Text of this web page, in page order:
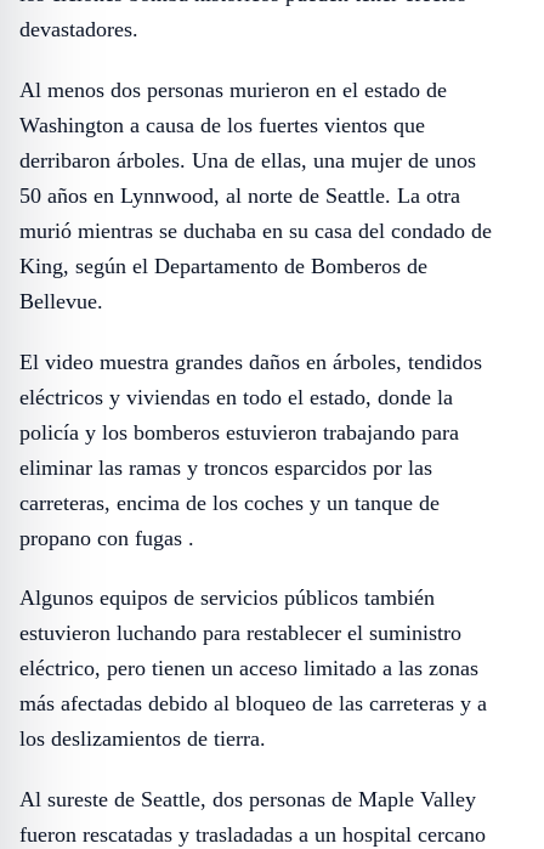
devastadores.
Al menos dos personas murieron en el estado de
Washington a causa de los fuertes vientos que
derribaron árboles. Una de ellas, una mujer de unos
50 años en Lynnwood, al norte de Seattle. La otra
murió mientras se duchaba en su casa del condado de
King, según el Departamento de Bomberos de
Bellevue.
El video muestra grandes daños en árboles, tendidos
eléctricos y viviendas en todo el estado, donde la
policía y los bomberos estuvieron trabajando para
eliminar las ramas y troncos esparcidos por las
carreteras, encima de los coches y un tanque de
propano con fugas .
Algunos equipos de servicios públicos también
estuvieron luchando para restablecer el suministro
eléctrico, pero tienen un acceso limitado a las zonas
más afectadas debido al bloqueo de las carreteras y a
los deslizamientos de tierra.
Al sureste de Seattle, dos personas de Maple Valley
fueron rescatadas y trasladadas a un hospital cercano